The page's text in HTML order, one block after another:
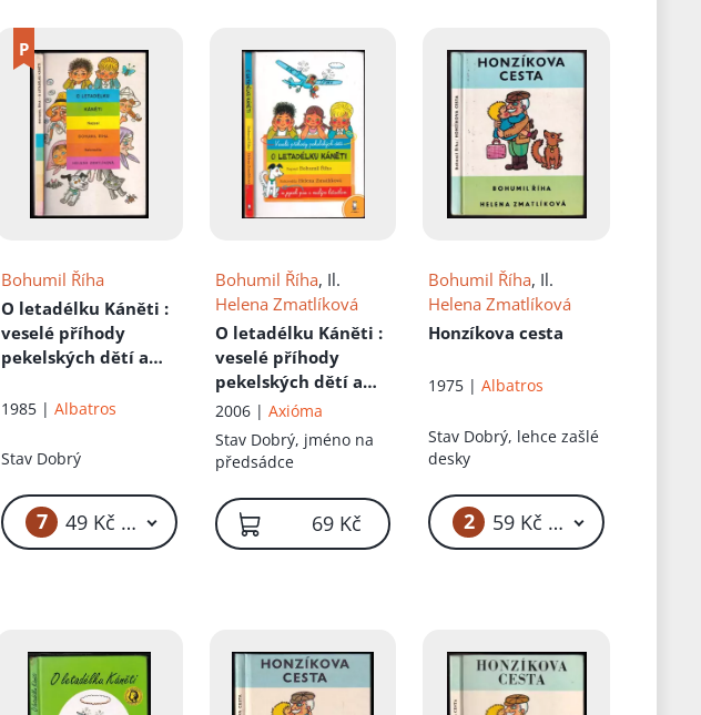
Bohumil Říha
O letadélku Káněti :
veselé příhody
pekelských dětí a
letadlem
1985 |Albatros
Stav Dobrý
7 49 Kč – 59 Kč
Bohumil Říha, Il.
Helena Zmatlíková
O letadélku Káněti :
veselé příhody
pekelských dětí a
jejich psa s malým
letadlem
2006 | Axióma
Stav Dobrý, jméno na
předsádce
69 Kč
Bohumil Říha, Il.
Helena Zmatlíková
Honzíkova cesta
1975 |Albatros
Stav Dobrý, lehce zašlé
desky
2 59 Kč – 69 Kč